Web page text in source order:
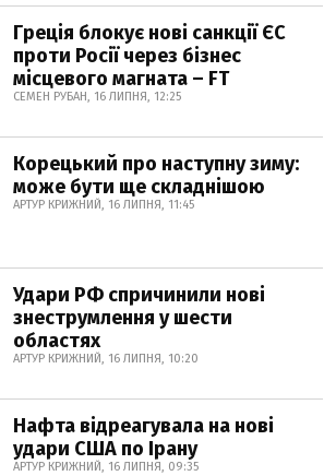
Греція блокує нові санкції ЄС
проти Росії через бізнес
місцевого магната – FT
СЕМЕН РУБАН, 16 ЛИПНЯ, 12:25
Корецький про наступну зиму:
може бути ще складнішою
АРТУР КРИЖНИЙ, 16 ЛИПНЯ, 11:45
Удари РФ спричинили нові
знеструмлення у шести
областях
АРТУР КРИЖНИЙ, 16 ЛИПНЯ, 10:20
Нафта відреагувала на нові
удари США по Ірану
АРТУР КРИЖНИЙ, 16 ЛИПНЯ, 09:35